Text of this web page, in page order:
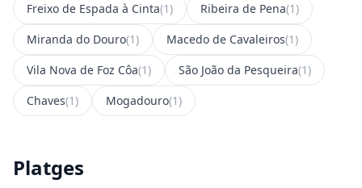
Freixo de Espada à Cinta(1) Ribeira de Pena(1)
Miranda do Douro(1) Macedo de Cavaleiros(1)
Vila Nova de Foz Côa(1) São João da Pesqueira(1)
Chaves(1) Mogadouro(1)
Platges